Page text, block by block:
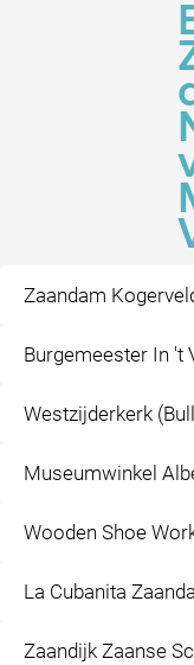
Zaandam
Burgemeester In 't
Westzijderkerk
Museumwinkel
Wooden Shoe
La Cubanita
Zaandijk Zaanse